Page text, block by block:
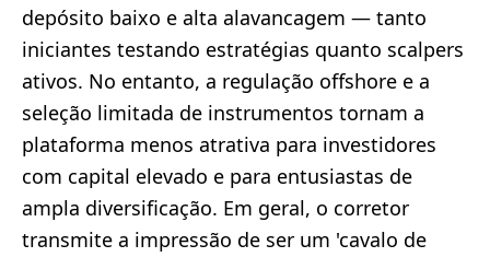
depósito baixo e alta alavancagem — tanto
iniciantes testando estratégias quanto scalpers
ativos. No entanto, a regulação offshore e a
seleção limitada de instrumentos tornam a
plataforma menos atrativa para investidores
com capital elevado e para entusiastas de
ampla diversificação. Em geral, o corretor
transmite a impressão de ser um 'cavalo de